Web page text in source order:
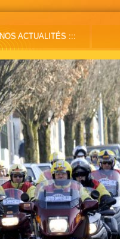
NOS ACTUALITÉS